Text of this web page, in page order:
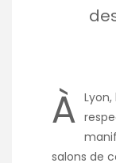
À
salons de